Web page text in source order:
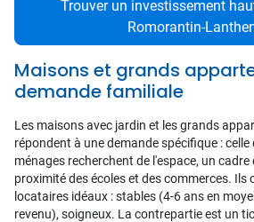
Trouver un investissement
Romorantin-
Maisons et grands
demande familiale
Les maisons avec jardin et les grands
répondent à une demande spécifique : celle
ménages recherchent de l'espace, un cadre
proximité des écoles et des commerces. Ils
locataires idéaux : stables (4-6 ans en
revenu), soigneux. La contrepartie est un